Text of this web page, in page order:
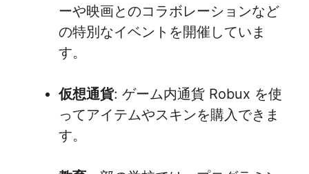
ーや映画とのコラボレーションなど
の特別なイベントを開催していま
す。
仮想通貨: ゲーム内通貨 Robux を使
ってアイテムやスキンを購入できま
す。